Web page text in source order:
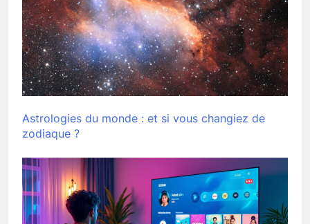
Astrologies du monde : et si vous changiez de
zodiaque ?